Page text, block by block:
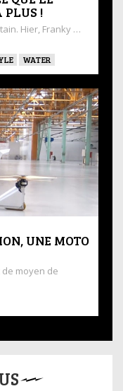
PLUS !
Hier, Franky …
WATER
UNE MOTO
moyen de